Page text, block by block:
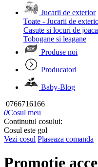
Jucarii de exterior
Toate - Jucarii de
Casute si locuri de joaca
Tobogane si leagane
Produse noi
Producatori
Baby-Blog
0766716166
0Cosul meu
Continutul cosului:
Cosul este gol
Vezi cosul Plaseaza comanda
Promotie